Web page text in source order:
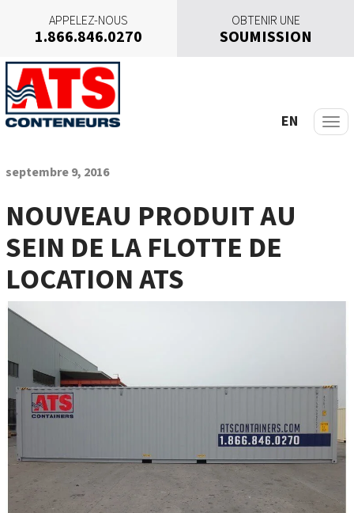
A
APPELEZ-NOUS
1.866.846.0270
OBTENIR UNE
SOUMISSION
EN
septembre 9, 2016
NOUVEAU PRODUIT AU
SEIN DE LA FLOTTE DE
LOCATION ATS